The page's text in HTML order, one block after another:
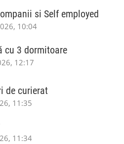
si Self employed
10:04
cu 3 dormitoare
12:17
de curierat
11:35
11:34